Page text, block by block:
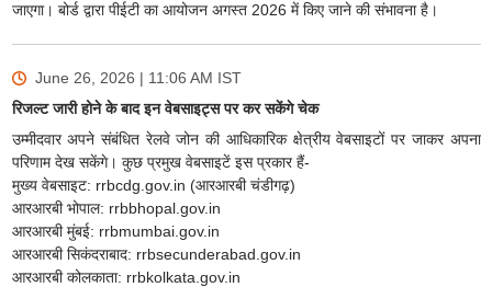
जाएगा। बोर्ड द्वारा पीईटी का आयोजन अगस्त 2026 में किए जाने की संभावना है।
June 26, 2026 | 11:06 AM IST
रिजल्ट जारी होने के बाद इन वेबसाइट्स पर कर सकेंगे चेक
उम्मीदवार अपने संबंधित रेलवे जोन की आधिकारिक क्षेत्रीय वेबसाइटों पर जाकर अपना
परिणाम देख सकेंगे। कुछ प्रमुख वेबसाइटें इस प्रकार हैं-
मुख्य वेबसाइट: rrbcdg.gov.in (आरआरबी चंडीगढ़)
आरआरबी भोपाल: rrbbhopal.gov.in
आरआरबी मुंबई: rrbmumbai.gov.in
आरआरबी सिकंदराबाद: rrbsecunderabad.gov.in
आरआरबी कोलकाता: rrbkolkata.gov.in